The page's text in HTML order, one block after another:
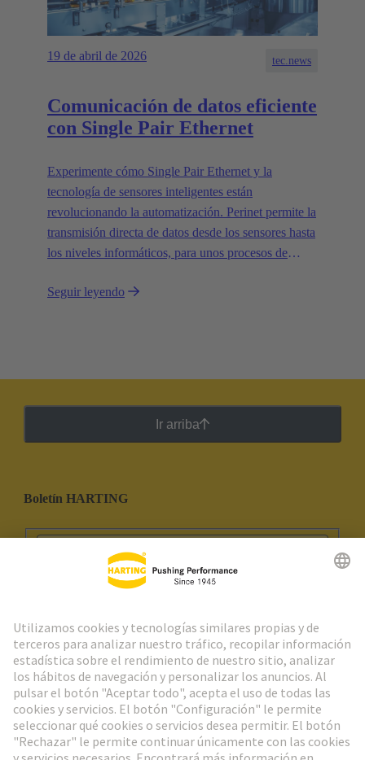
19 de abril de 2026 tec.news
Comunicación de datos eficiente
con Single Pair Ethernet
Experimente cómo Single Pair Ethernet y la
tecnología de sensores inteligentes están
revolucionando la automatización. Perinet permite la
transmisión directa de datos desde los sensores hasta
los niveles informáticos, para unos procesos de
Seguir leyendo
Ir arriba
Boletín HARTING
Ir al registro
Social Media